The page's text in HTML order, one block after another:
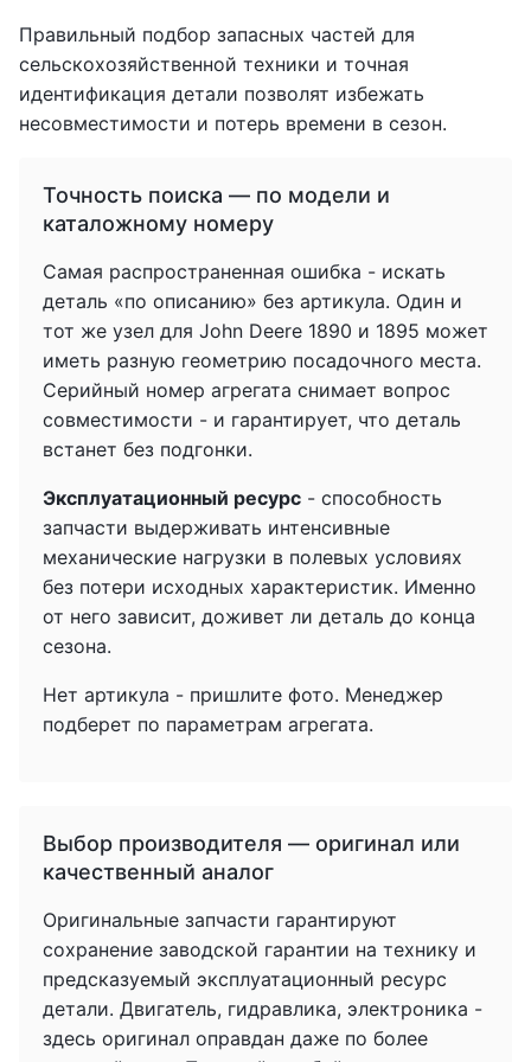
Правильный подбор запасных частей для
сельскохозяйственной техники и точная
идентификация детали позволят избежать
несовместимости и потерь времени в сезон.
Точность поиска — по модели и
каталожному номеру
Самая распространенная ошибка - искать
деталь «по описанию» без артикула. Один и
тот же узел для John Deere 1890 и 1895 может
иметь разную геометрию посадочного места.
Серийный номер агрегата снимает вопрос
совместимости - и гарантирует, что деталь
встанет без подгонки.
Эксплуатационный ресурс - способность
запчасти выдерживать интенсивные
механические нагрузки в полевых условиях
без потери исходных характеристик. Именно
от него зависит, доживет ли деталь до конца
сезона.
Нет артикула - пришлите фото. Менеджер
подберет по параметрам агрегата.
Выбор производителя — оригинал или
качественный аналог
Оригинальные запчасти гарантируют
сохранение заводской гарантии на технику и
предсказуемый эксплуатационный ресурс
детали. Двигатель, гидравлика, электроника -
здесь оригинал оправдан даже по более